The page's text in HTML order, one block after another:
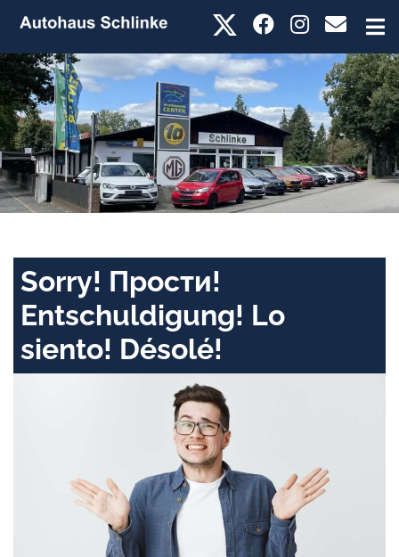
Sorry! Прости!
Entschuldigung! Lo
siento! Désolé!